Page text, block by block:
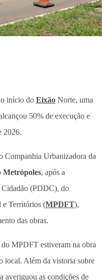
início do Eixão Norte, uma
50% de execução e
2026.
Companhia Urbanizadora da
Metrópoles, após a
(PDDC), do
e Territórios (MPDFT),
das obras.
MPDFT estiveram na obra
local. Além da vistoria sobre
averiguou as condições de